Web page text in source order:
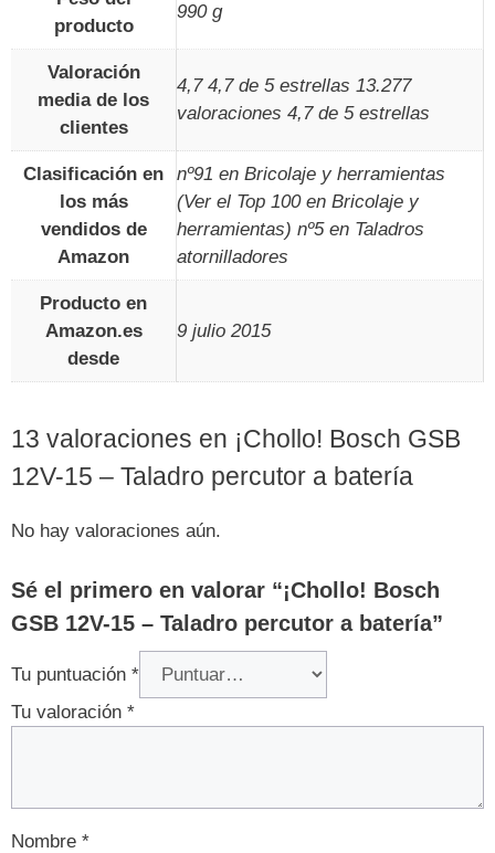
producto
‎990 g
Valoración
media de los
clientes
4,7 4,7 de 5 estrellas 13.277
valoraciones 4,7 de 5 estrellas
Clasificación en
los más
vendidos de
Amazon
nº91 en Bricolaje y herramientas
(Ver el Top 100 en Bricolaje y
herramientas) nº5 en Taladros
atornilladores
Producto en
Amazon.es
desde
9 julio 2015
13 valoraciones en ¡Chollo! Bosch GSB
12V-15 – Taladro percutor a batería
No hay valoraciones aún.
Sé el primero en valorar “¡Chollo! Bosch
GSB 12V-15 – Taladro percutor a batería”
Tu puntuación *
Tu valoración *
Nombre *